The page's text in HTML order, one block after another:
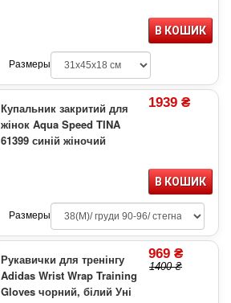
В КОШИК
Размеры
Купальник закритий для
жінок Aqua Speed TINA
61399 синій жіночий
1939 ₴
В КОШИК
Размеры
Рукавички для тренінгу
Adidas Wrist Wrap Training
Gloves чорний, білий Уні
969 ₴
1400 ₴